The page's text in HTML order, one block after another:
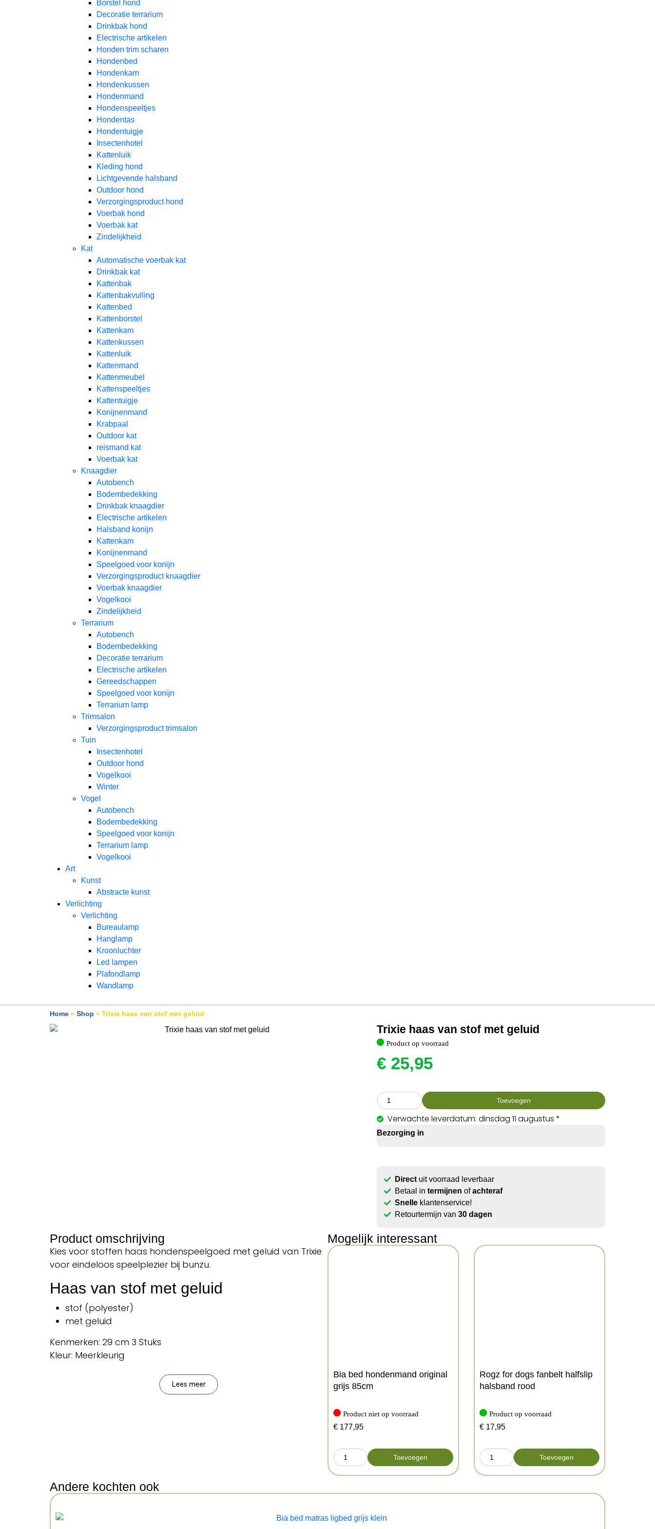
Borstel hond
Decoratie terrarium
Drinkbak hond
Electrische artikelen
Honden trim scharen
Hondenbed
Hondenkam
Hondenkussen
Hondenmand
Hondenspeeltjes
Hondentas
Hondentuigje
Insectenhotel
Kattenluik
Kleding hond
Lichtgevende halsband
Outdoor hond
Verzorgingsproduct hond
Voerbak hond
Voerbak kat
Zindelijkheid
Kat
Automatische voerbak kat
Drinkbak kat
Kattenbak
Kattenbakvulling
Kattenbed
Kattenborstel
Kattenkam
Kattenkussen
Kattenluik
Kattenmand
Kattenmeubel
Kattenspeeltjes
Kattentuigje
Konijnenmand
Krabpaal​
Outdoor kat
reismand kat​
Voerbak kat
Knaagdier
Autobench
Bodembedekking
Drinkbak knaagdier
Electrische artikelen
Halsband konijn
Kattenkam
Konijnenmand
Speelgoed voor konijn​
Verzorgingsproduct knaagdier
Voerbak knaagdier
Vogelkooi
Zindelijkheid
Terrarium
Autobench
Bodembedekking
Decoratie terrarium
Electrische artikelen
Gereedschappen
Speelgoed voor konijn
Terrarium lamp
Trimsalon
Verzorgingsproduct trimsalon
Tuin
Insectenhotel
Outdoor hond
Vogelkooi
Winter
Vogel
Autobench
Bodembedekking
Speelgoed voor konijn
Terrarium lamp
Vogelkooi
Art
Kunst
Abstracte kunst
Verlichting
Verlichting
Bureaulamp
Hanglamp
Kroonluchter
Led lampen
Plafondlamp
Wandlamp
Home » Shop » Trixie haas van stof met geluid
Trixie haas van stof met geluid
Product op voorraad
€25,95
Toevoegen
Verwachte leverdatum: dinsdag 11 augustus *
Bezorging in
Direct uit voorraad leverbaar
Betaal intermijnen ofachteraf
Snelle klantenservice!
Retourtermijn van30 dagen
Product omschrijving
Kies voor stoffen haas hondenspeelgoed met geluid van Trixie
voor eindeloos speelplezier bij bunzu.
Haas van stof met geluid
stof (polyester)
met geluid
Kenmerken: 29 cm 3 Stuks
Kleur: Meerkleurig
Lees meer
Mogelijk interessant
Bia bed hondenmand original
grijs 85cm
Product niet op voorraad
€ 177,95
Toevoegen
Rogz for dogs fanbelt halfslip
halsband rood
Product op voorraad
€ 17,95
Toevoegen
Andere kochten ook